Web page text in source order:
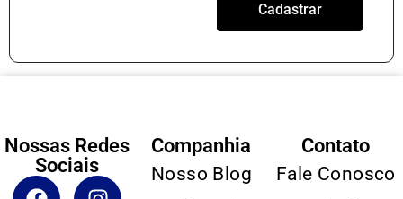
Cadastrar
Nossas Redes
Sociais
Companhia
Nosso Blog
Contato
Fale Conosco